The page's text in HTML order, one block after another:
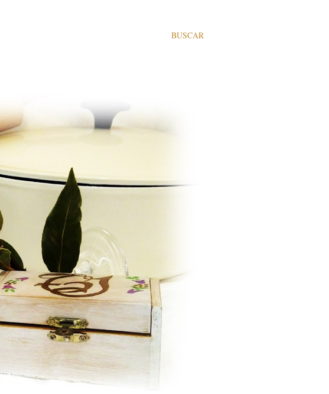
BUSCAR